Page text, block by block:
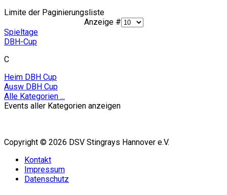
Limite der Paginierungsliste
Anzeige #
Spieltage
DBH-Cup
C
Heim DBH Cup
Ausw DBH Cup
Alle Kategorien ...
Events aller Kategorien anzeigen
Copyright © 2026 DSV Stingrays Hannover e.V.
Kontakt
Impressum
Datenschutz